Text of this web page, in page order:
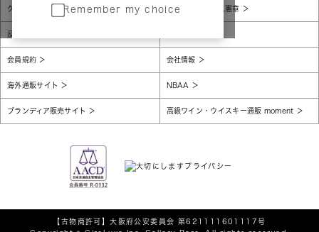
Remember my choice
グローバルプライバシーポリシー コンプライアンス憲章
反社会的勢力に対する基本方針
会員規約 会社情報
海外通販サイト NBAA
ブランディア販売サイト 高級ワイン・ウイスキー通販 moment
【古物商許可】大阪府公安委員会 第621111601117号